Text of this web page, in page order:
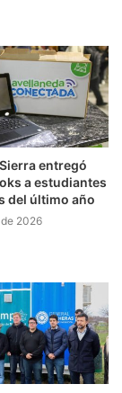
entregó
a estudiantes
del último año
2026